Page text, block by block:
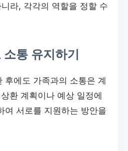
라, 각각의 역할을 정할 수
통 유지하기
후에도 가족과의 소통은 계
환 계획이나 예상 일정에
여 서로를 지원하는 방안을